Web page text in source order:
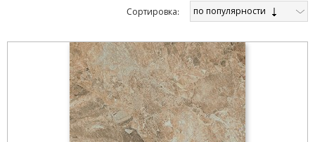
Cортировка: по популярности